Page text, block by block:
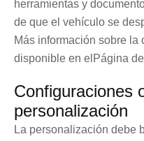
herramientas y
de que el vehículo se
Más información sobre la
disponible en el Página
Configuraciones
personalización
La personalización debe